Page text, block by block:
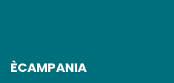
ÈCAMPANIA